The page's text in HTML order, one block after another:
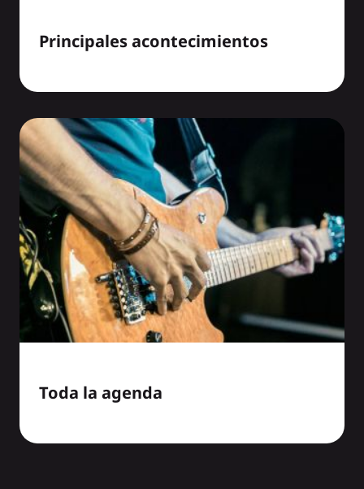
Principales acontecimientos
Toda la agenda